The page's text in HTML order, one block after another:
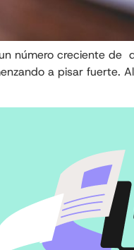
número creciente de
a pisar fuerte.